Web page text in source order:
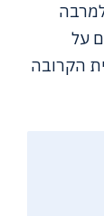
על
הקרובה